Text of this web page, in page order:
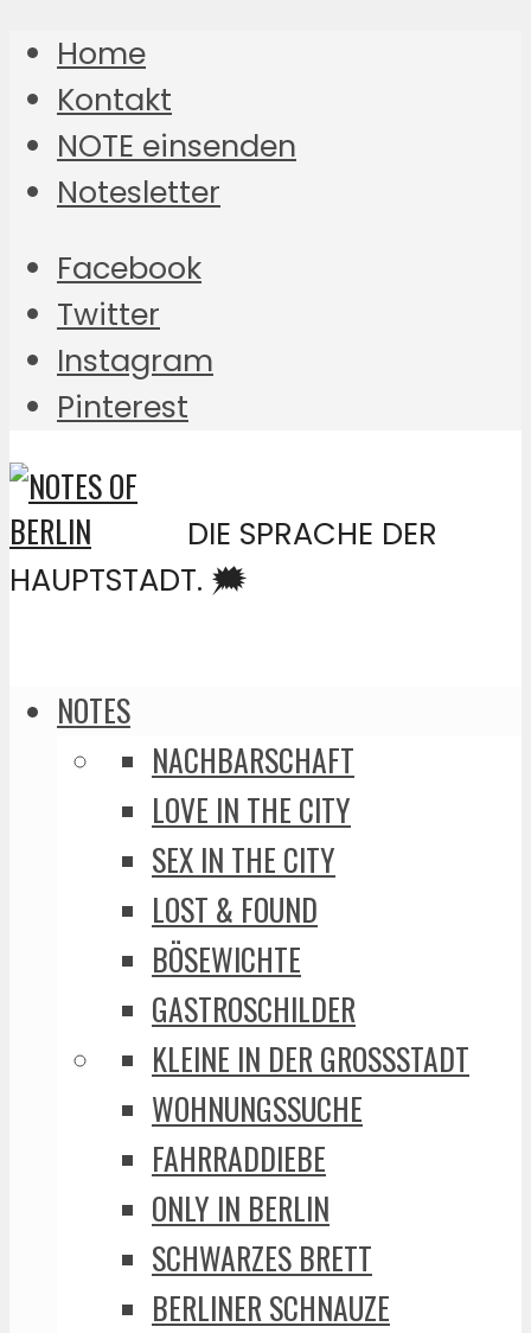
Home
Kontakt
NOTE einsenden
Notesletter
Facebook
Twitter
Instagram
Pinterest
DIE SPRACHE DER
HAUPTSTADT. 🗯️
NOTES
NACHBARSCHAFT
LOVE IN THE CITY
SEX IN THE CITY
LOST & FOUND
BÖSEWICHTE
GASTROSCHILDER
KLEINE IN DER GROSSSTADT
WOHNUNGSSUCHE
FAHRRADDIEBE
ONLY IN BERLIN
SCHWARZES BRETT
BERLINER SCHNAUZE